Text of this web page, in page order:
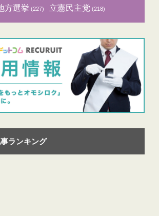
方選挙 (227) 立憲民主党 (218)
ランキング